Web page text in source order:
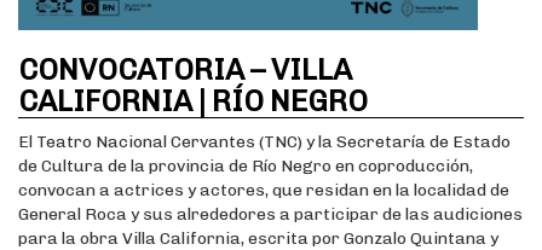
CONVOCATORIA – VILLA
CALIFORNIA | RÍO NEGRO
El Teatro Nacional Cervantes (TNC) y la Secretaría de Estado
de Cultura de la provincia de Río Negro en coproducción,
convocan a actrices y actores, que residan en la localidad de
General Roca y sus alrededores a participar de las audiciones
para la obra Villa California, escrita por Gonzalo Quintana y